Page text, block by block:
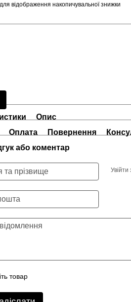
для відображення накопичувальної знижки
Опис
Оплата Повернення
або коментар
товар